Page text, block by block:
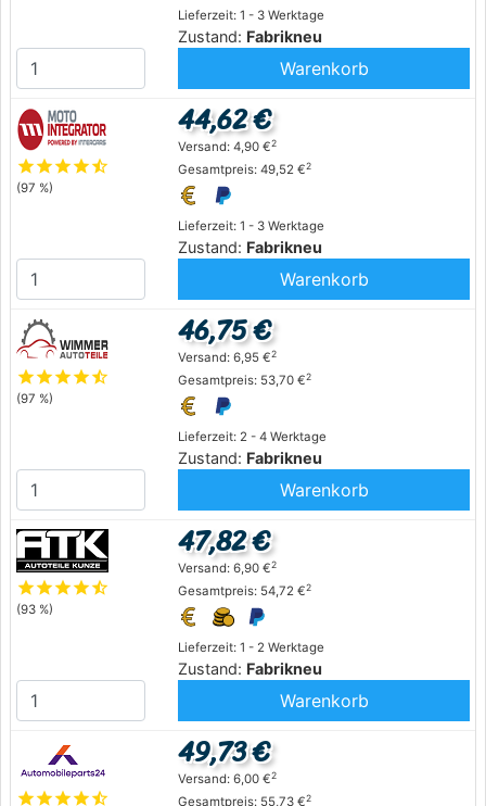
Lieferzeit: 1 - 3 Werktage
Zustand: Fabrikneu
Warenkorb
starstarstarstarstar_half
(97 %)
Lieferzeit: 1 - 3 Werktage
Zustand: Fabrikneu
44,62 €
Versand: 4,90 €2
Gesamtpreis: 49,52 €2
Warenkorb
starstarstarstarstar_half
(97 %)
Lieferzeit: 2 - 4 Werktage
Zustand: Fabrikneu
46,75 €
Versand: 6,95 €2
Gesamtpreis: 53,70 €2
Warenkorb
starstarstarstarstar_half
(93 %)
Lieferzeit: 1 - 2 Werktage
Zustand: Fabrikneu
47,82 €
Versand: 6,90 €2
Gesamtpreis: 54,72 €2
Warenkorb
starstarstarstarstar_half
49,73 €
Versand: 6,00 €2
Gesamtpreis: 55,73 €2